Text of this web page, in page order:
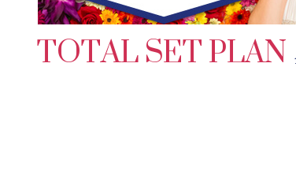
TOTAL SET PLAN